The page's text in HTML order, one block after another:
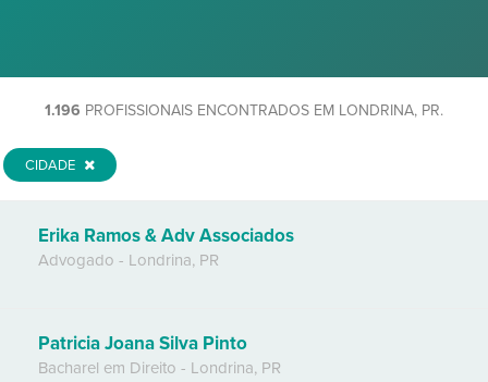
1.196 PROFISSIONAIS ENCONTRADOS EM LONDRINA, PR.
CIDADE
Erika Ramos & Adv Associados
Advogado - Londrina, PR
Patricia Joana Silva Pinto
Bacharel em Direito - Londrina, PR